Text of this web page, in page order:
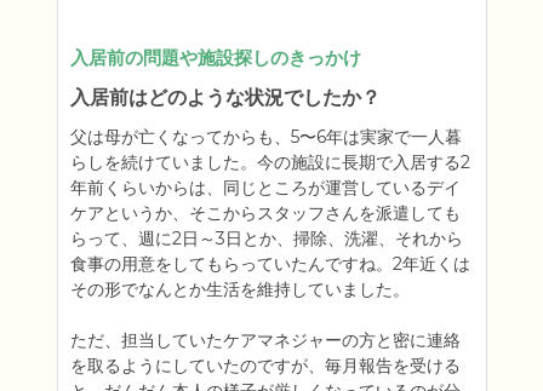
入居前の問題や施設探しのきっかけ
入居前はどのような状況でしたか？
父は母が亡くなってからも、5〜6年は実家で一人暮
らしを続けていました。今の施設に長期で入居する2
年前くらいからは、同じところが運営しているデイ
ケアというか、そこからスタッフさんを派遣しても
らって、週に2日～3日とか、掃除、洗濯、それから
食事の用意をしてもらっていたんですね。2年近くは
その形でなんとか生活を維持していました。
ただ、担当していたケアマネジャーの方と密に連絡
を取るようにしていたのですが、毎月報告を受ける